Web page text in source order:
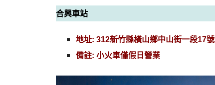
合興車站
地址: 312新竹縣橫山鄉中山街一段17號
備註: 小火車僅假日營業